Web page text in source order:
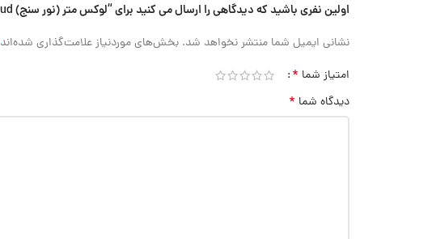
اولین نفری باشید که دیدگاهی را ارسال می کنید برای “لوکس متر (نور سنج) Accud (اکود با گارانتی شرکتی) مدل LM100”
نشانی ایمیل شما منتشر نخواهد شد. بخش‌های موردنیاز علامت‌گذاری شده‌اند
امتیاز شما *
دیدگاه شما *